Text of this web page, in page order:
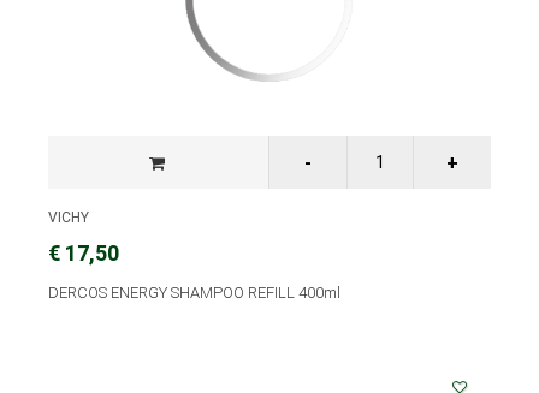
VICHY
€ 17,50
DERCOS ENERGY SHAMPOO REFILL 400ml